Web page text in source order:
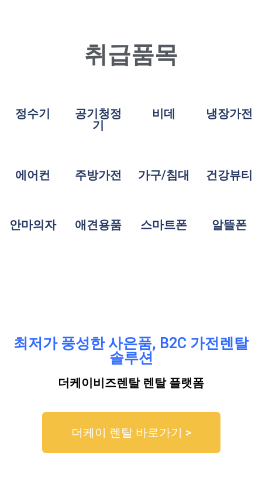
취급품목
정수기
공기청정
기
비데 냉장가전
에어컨 주방가전 가구/침대 건강뷰티
안마의자 애견용품 스마트폰 알뜰폰
최저가 풍성한 사은품, B2C 가전렌탈
솔루션
더케이비즈렌탈 렌탈 플랫폼
더케이 렌탈 바로가기 >